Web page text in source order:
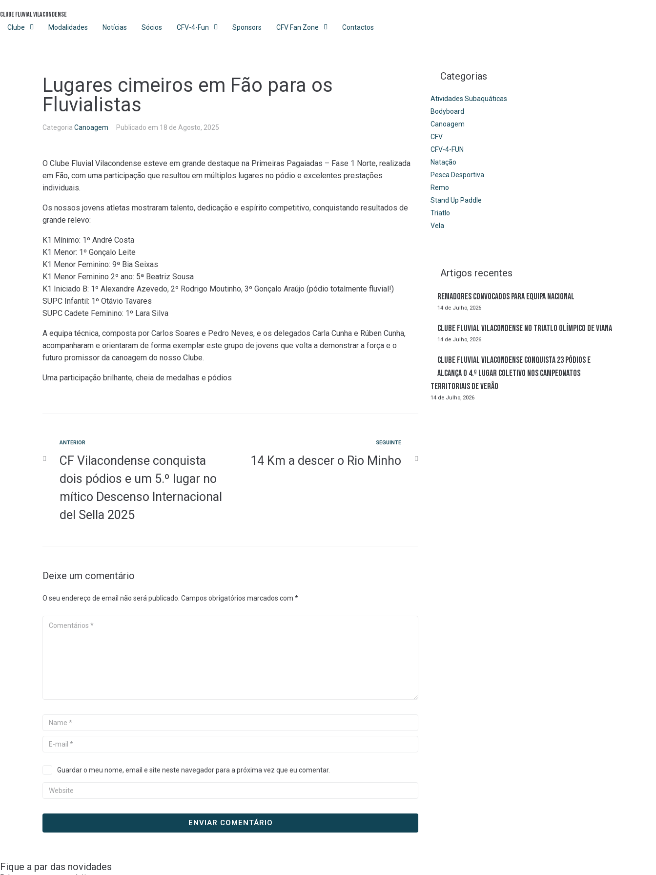
to
content
Clube Fluvial Vilacondense
Clube Modalidades Notícias Sócios CFV-4-Fun Sponsors CFV Fan Zone Contactos
Lugares cimeiros em Fão para os
Fluvialistas
Categoria Canoagem Publicado em 18 de Agosto, 2025
O Clube Fluvial Vilacondense esteve em grande destaque na Primeiras Pagaiadas – Fase 1 Norte, realizada
em Fão, com uma participação que resultou em múltiplos lugares no pódio e excelentes prestações
individuais.
Os nossos jovens atletas mostraram talento, dedicação e espírito competitivo, conquistando resultados de
grande relevo:
K1 Mínimo: 1º André Costa
K1 Menor: 1º Gonçalo Leite
K1 Menor Feminino: 9ª Bia Seixas
K1 Menor Feminino 2º ano: 5ª Beatriz Sousa
K1 Iniciado B: 1º Alexandre Azevedo, 2º Rodrigo Moutinho, 3º Gonçalo Araújo (pódio totalmente fluvial!)
SUPC Infantil: 1º Otávio Tavares
SUPC Cadete Feminino: 1º Lara Silva
A equipa técnica, composta por Carlos Soares e Pedro Neves, e os delegados Carla Cunha e Rúben Cunha,
acompanharam e orientaram de forma exemplar este grupo de jovens que volta a demonstrar a força e o
futuro promissor da canoagem do nosso Clube.
Uma participação brilhante, cheia de medalhas e pódios
Navegação
de
artigos
Anterior
ANTERIOR
CF Vilacondense conquista
dois pódios e um 5.º lugar no
mítico Descenso Internacional
del Sella 2025
SEGUINTE
14 Km a descer o Rio Minho
Deixe um comentário
O seu endereço de email não será publicado. Campos obrigatórios marcados com *
Guardar o meu nome, email e site neste navegador para a próxima vez que eu comentar.
Categorias
Atividades Subaquáticas
Bodyboard
Canoagem
CFV
CFV-4-FUN
Natação
Pesca Desportiva
Remo
Stand Up Paddle
Triatlo
Vela
Artigos recentes
Remadores convocados para Equipa Nacional
14 de Julho, 2026
Clube Fluvial Vilacondense no Triatlo Olímpico de Viana
14 de Julho, 2026
Clube Fluvial Vilacondense conquista 23 pódios e
alcança o 4.º lugar coletivo nos Campeonatos
Territoriais de Verão
14 de Julho, 2026
Fique a par das novidades